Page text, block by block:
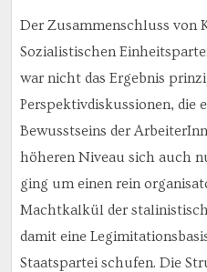
Der Zusammenschluss von
Sozialistischen
war nicht das Ergebnis
Perspektivdiskussionen, die
Bewusstseins der
höheren Niveau sich auch
ging um einen rein
Machtkalkül der
damit eine
Staatspartei schufen. Die